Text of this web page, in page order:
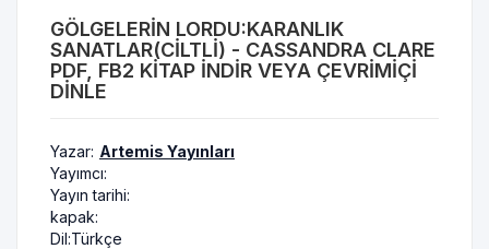
GÖLGELERIN LORDU:KARANLIK
SANATLAR(CILTLI) - CASSANDRA CLARE
PDF, FB2 KITAP INDIR VEYA ÇEVRIMIÇI
DINLE
Yazar: Artemis Yayınları
Yayımcı:
Yayın tarihi:
kapak:
Dil:Türkçe